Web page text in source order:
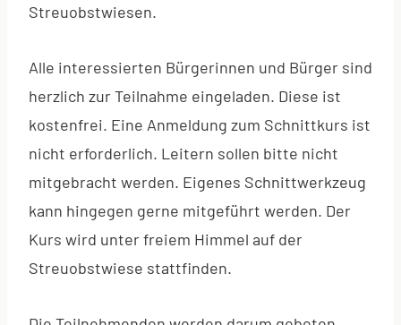
Streuobstwiesen.
Alle interessierten Bürgerinnen und Bürger sind
herzlich zur Teilnahme eingeladen. Diese ist
kostenfrei. Eine Anmeldung zum Schnittkurs ist
nicht erforderlich. Leitern sollen bitte nicht
mitgebracht werden. Eigenes Schnittwerkzeug
kann hingegen gerne mitgeführt werden. Der
Kurs wird unter freiem Himmel auf der
Streuobstwiese stattfinden.